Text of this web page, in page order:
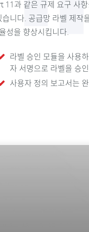
과 같은 규제 요구 사
니다. 공급망 라벨 제작
성을 향상시킵니다.
라벨 승인 모듈을 사용
자 서명으로 라벨을 승
사용자 정의 보고서는